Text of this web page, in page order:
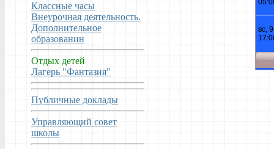
Классные часы
Внеурочная деятельность.
Дополнительное
образованин
Отдых детей
Лагерь "Фантазия"
Публичные доклады
Управляющий совет
школы